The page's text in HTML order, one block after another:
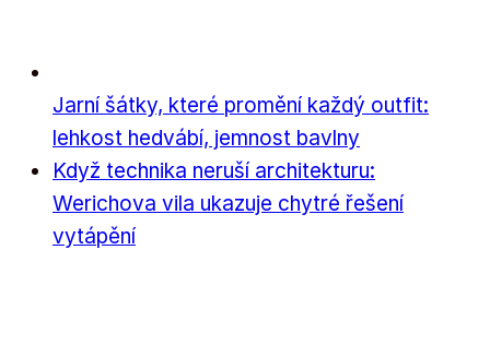
Jarní šátky, které promění každý outfit:
lehkost hedvábí, jemnost bavlny
Když technika neruší architekturu:
Werichova vila ukazuje chytré řešení
vytápění